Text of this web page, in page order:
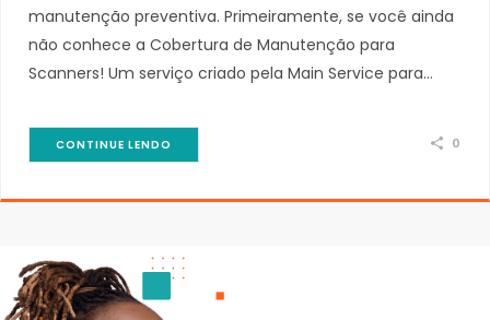
manutenção preventiva. Primeiramente, se você ainda
não conhece a Cobertura de Manutenção para
Scanners! Um serviço criado pela Main Service para…
CONTINUE LENDO 0